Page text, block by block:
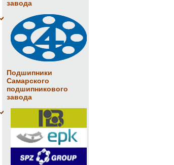
завода
Подшипники
Самарского
подшипникового
завода